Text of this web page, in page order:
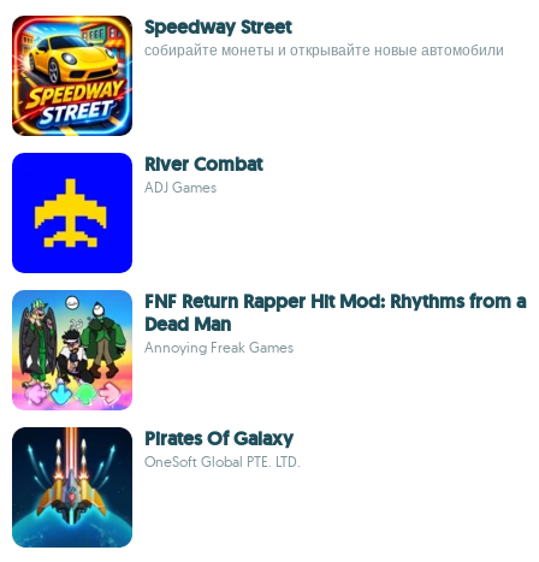
Speedway Street
собирайте монеты и открывайте новые автомобили
River Combat
ADJ Games
FNF Return Rapper Hit Mod: Rhythms from a
Dead Man
Annoying Freak Games
Pirates Of Galaxy
OneSoft Global PTE. LTD.